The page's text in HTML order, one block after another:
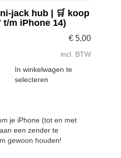
jack hub | 🛒 koop
m iPhone 14)
€ 5,00
incl. BTW
In winkelwagen te
selecteren
je iPhone (tot en met
een zender te
gewoon houden!